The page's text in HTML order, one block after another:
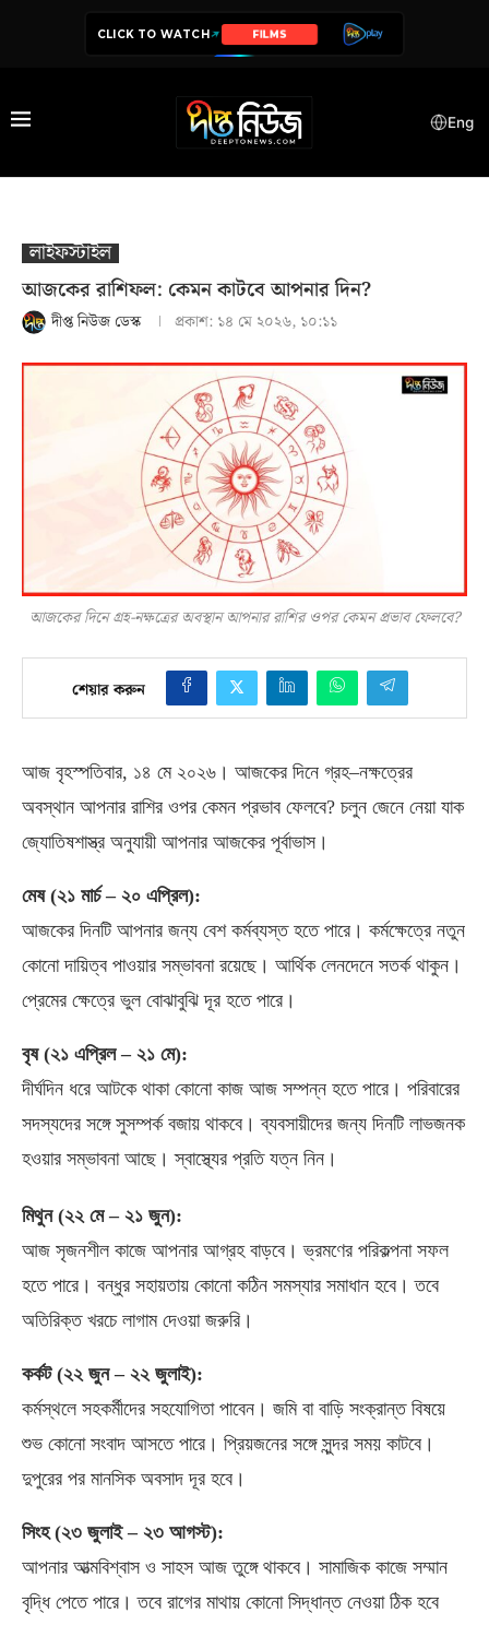
CLICK TO WATCH SERIES
Eng
লাইফস্টাইল
আজকের রাশিফল: কেমন কাটবে আপনার দিন?
দীপ্ত নিউজ ডেস্ক প্রকাশ: ১৪ মে ২০২৬, ১০:১১
আজকের দিনে গ্রহ-নক্ষত্রের অবস্থান আপনার রাশির ওপর কেমন প্রভাব ফেলবে?
শেয়ার করুন
আজ বৃহস্পতিবার, ১৪ মে ২০২৬। আজকের দিনে গ্রহ–নক্ষত্রের
অবস্থান আপনার রাশির ওপর কেমন প্রভাব ফেলবে? চলুন জেনে নেয়া যাক
জ্যোতিষশাস্ত্র অনুযায়ী আপনার আজকের পূর্বাভাস।
মেষ (২১ মার্চ– ২০ এপ্রিল):
আজকের দিনটি আপনার জন্য বেশ কর্মব্যস্ত হতে পারে। কর্মক্ষেত্রে নতুন
কোনো দায়িত্ব পাওয়ার সম্ভাবনা রয়েছে। আর্থিক লেনদেনে সতর্ক থাকুন।
প্রেমের ক্ষেত্রে ভুল বোঝাবুঝি দূর হতে পারে।
বৃষ (২১ এপ্রিল– ২১ মে):
দীর্ঘদিন ধরে আটকে থাকা কোনো কাজ আজ সম্পন্ন হতে পারে। পরিবারের
সদস্যদের সঙ্গে সুসম্পর্ক বজায় থাকবে। ব্যবসায়ীদের জন্য দিনটি লাভজনক
হওয়ার সম্ভাবনা আছে। স্বাস্থ্যের প্রতি যত্ন নিন।
মিথুন (২২ মে– ২১ জুন):
আজ সৃজনশীল কাজে আপনার আগ্রহ বাড়বে। ভ্রমণের পরিকল্পনা সফল
হতে পারে। বন্ধুর সহায়তায় কোনো কঠিন সমস্যার সমাধান হবে। তবে
অতিরিক্ত খরচে লাগাম দেওয়া জরুরি।
কর্কট (২২ জুন– ২২ জুলাই):
কর্মস্থলে সহকর্মীদের সহযোগিতা পাবেন। জমি বা বাড়ি সংক্রান্ত বিষয়ে
শুভ কোনো সংবাদ আসতে পারে। প্রিয়জনের সঙ্গে সুন্দর সময় কাটবে।
দুপুরের পর মানসিক অবসাদ দূর হবে।
সিংহ(২৩ জুলাই– ২৩ আগস্ট):
আপনার আত্মবিশ্বাস ও সাহস আজ তুঙ্গে থাকবে। সামাজিক কাজে সম্মান
বৃদ্ধি পেতে পারে। তবে রাগের মাথায় কোনো সিদ্ধান্ত নেওয়া ঠিক হবে